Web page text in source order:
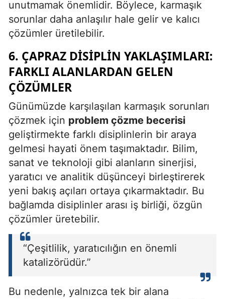
unutmamak önemlidir. Böylece, karmaşık
sorunlar daha anlaşılır hale gelir ve kalıcı
çözümler üretilebilir.
6. ÇAPRAZ DISIPLIN YAKLAŞIMLARI:
FARKLI ALANLARDAN GELEN
ÇÖZÜMLER
Günümüzde karşılaşılan karmaşık sorunları
çözmek için problem çözme becerisi
geliştirmekte farklı disiplinlerin bir araya
gelmesi hayati önem taşımaktadır. Bilim,
sanat ve teknoloji gibi alanların sinerjisi,
yaratıcı ve analitik düşünceyi birleştirerek
yeni bakış açıları ortaya çıkarmaktadır. Bu
bağlamda disiplinler arası iş birliği, özgün
çözümler üretebilir.
“Çeşitlilik, yaratıcılığın en önemli
katalizörüdür.”
Bu nedenle, yalnızca tek bir alana